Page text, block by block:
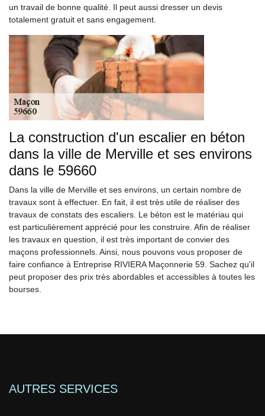
un travail de bonne qualité. Il peut aussi dresser un devis
totalement gratuit et sans engagement.
La construction d'un escalier en béton
dans la ville de Merville et ses environs
dans le 59660
Dans la ville de Merville et ses environs, un certain nombre de
travaux sont à effectuer. En fait, il est très utile de réaliser des
travaux de constats des escaliers. Le béton est le matériau qui
est particulièrement apprécié pour les construire. Afin de réaliser
les travaux en question, il est très important de convier des
maçons professionnels. Ainsi, nous pouvons vous proposer de
faire confiance à Entreprise RIVIERA Maçonnerie 59. Sachez qu'il
peut proposer des prix très abordables et accessibles à toutes les
bourses.
AUTRES SERVICES